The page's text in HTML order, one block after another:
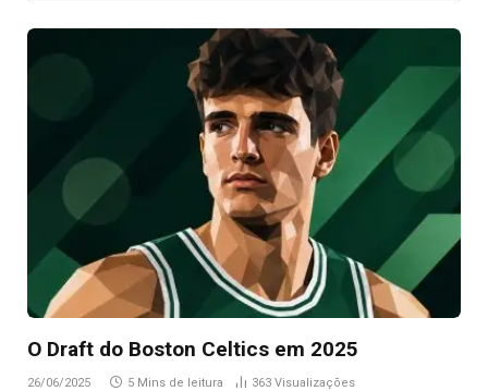
O Draft do Boston Celtics em 2025
26/06/2025 5 Mins de leitura 363 Visualizações